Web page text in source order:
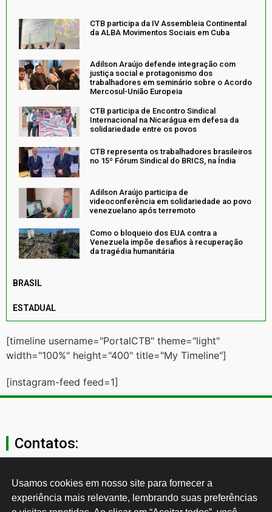
CTB participa da IV Assembleia Continental
da ALBA Movimentos Sociais em Cuba
Adilson Araújo defende integração com
justiça social e protagonismo dos
trabalhadores em seminário sobre o Acordo
Mercosul-União Europeia
CTB participa de Encontro Sindical
Internacional na Nicarágua em defesa da
solidariedade entre os povos
CTB representa os trabalhadores brasileiros
no 15º Fórum Sindical do BRICS, na Índia
Adilson Araújo participa de
videoconferência em solidariedade ao povo
venezuelano após terremoto
Como o bloqueio dos EUA contra a
Venezuela impõe desafios à recuperação
da tragédia humanitária
BRASIL
ESTADUAL
[timeline username="PortalCTB" theme="light"
width="100%" height="400" title="My Timeline"]
[instagram-feed feed=1]
Contatos:
secgeral@ctb.org.br
11 3874-0040
Usamos cookies em nosso site para fornecer a
experiência mais relevante, lembrando suas preferências